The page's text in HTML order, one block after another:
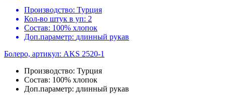
Производство: Турция
Кол-во штук в уп: 2
Состав: 100% хлопок
Доп.параметр: длинный рукав
Болеро, артикул: AKS 2520-1
Производство: Турция
Состав: 100% хлопок
Доп.параметр: длинный рукав